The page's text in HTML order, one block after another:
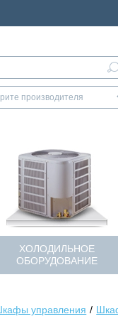
ХОЛОДИЛЬНОЕ
ОБОРУДОВАНИЕ
управления